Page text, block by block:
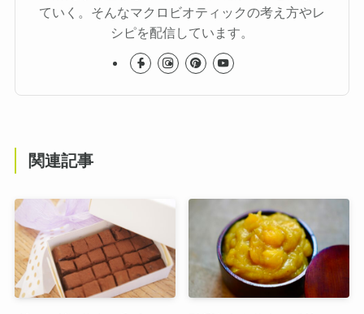
ていく。そんなマクロビオティックの考え方やレ
シピを配信しています。
関連記事